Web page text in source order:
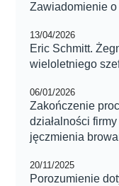
Zawiadomienie o
13/04/2026
Eric Schmitt.
wieloletniego
06/01/2026
Zakończenie
działalności
jęczmienia
20/11/2025
Porozumienie